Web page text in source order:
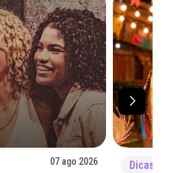
07 ago 2026